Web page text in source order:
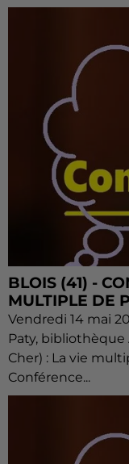
BLOIS (41) -
MULTIPLE DE
Vendredi 14 mai
Paty, bibliothèque
Cher) : La vie
Conférence...